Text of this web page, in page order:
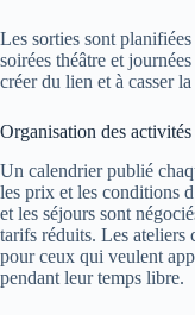
Les sorties sont planifiées
soirées théâtre et
créer du lien et à casser
Organisation des activités
Un calendrier publié
les prix et les conditions
et les séjours sont
tarifs réduits. Les ateliers
pour ceux qui veulent
pendant leur temps libre.